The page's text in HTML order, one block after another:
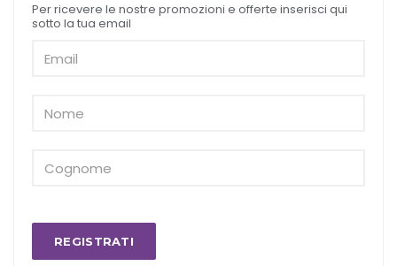
Per ricevere le nostre promozioni e offerte inserisci qui
sotto la tua email
REGISTRATI